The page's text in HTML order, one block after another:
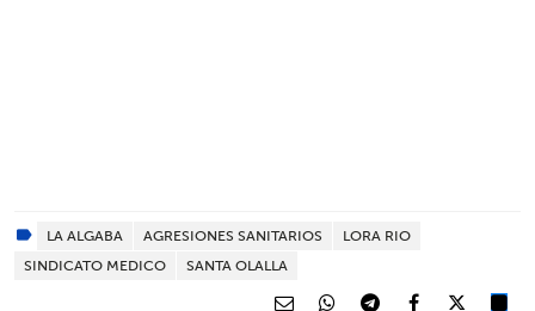
LA ALGABA AGRESIONES SANITARIOS
LORA RIO
SINDICATO MEDICO
SANTA OLALLA